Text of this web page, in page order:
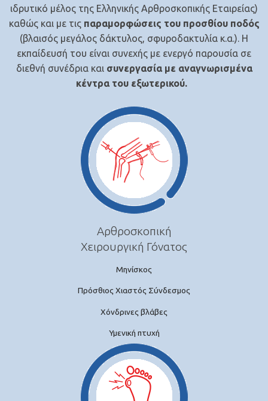
ιδρυτικό μέλος της Ελληνικής Αρθροσκοπικής Εταιρείας)
καθώς και με τις παραμορφώσεις του προσθίου ποδός
(βλαισός μεγάλος δάκτυλος, σφυροδακτυλία κ.α.). Η
εκπαίδευσή του είναι συνεχής με ενεργό παρουσία σε
διεθνή συνέδρια και συνεργασία με αναγνωρισμένα
κέντρα του εξωτερικού.
Αρθροσκοπική
Χειρουργική Γόνατος
Μηνίσκος
Πρόσθιος Χιαστός Σύνδεσμος
Χόνδρινες βλάβες
Υμενική πτυχή